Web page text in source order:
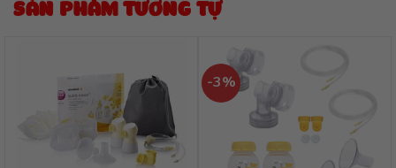
SẢN PHẨM TƯƠNG TỰ
-3%